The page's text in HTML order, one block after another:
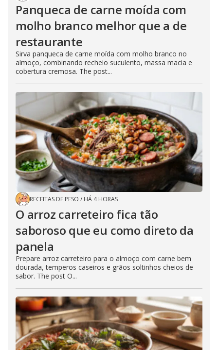
Panqueca de carne moída com
molho branco melhor que a de
restaurante
Sirva panqueca de carne moída com molho branco no
almoço, combinando recheio suculento, massa macia e
cobertura cremosa. The post...
RECEITAS DE PESO / HÁ 4 HORAS
O arroz carreteiro fica tão
saboroso que eu como direto da
panela
Prepare arroz carreteiro para o almoço com carne bem
dourada, temperos caseiros e grãos soltinhos cheios de
sabor. The post O...